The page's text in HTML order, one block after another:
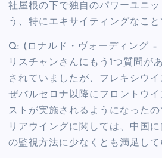
社屋根の下で独自のパワーユニ
う、特にエキサイティングなこと
Q: (ロナルド・ヴォーディング
リスチャンさんにもう1つ質問が
されていましたが、フレキシウ
ぜバルセロナ以降にフロントウ
ストが実施されるようになったの
リアウイングに関しては、中国
の監視方法に少なくとも満足して